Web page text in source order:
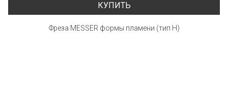
КУПИТЬ
Фреза MESSER формы пламени (тип Н)